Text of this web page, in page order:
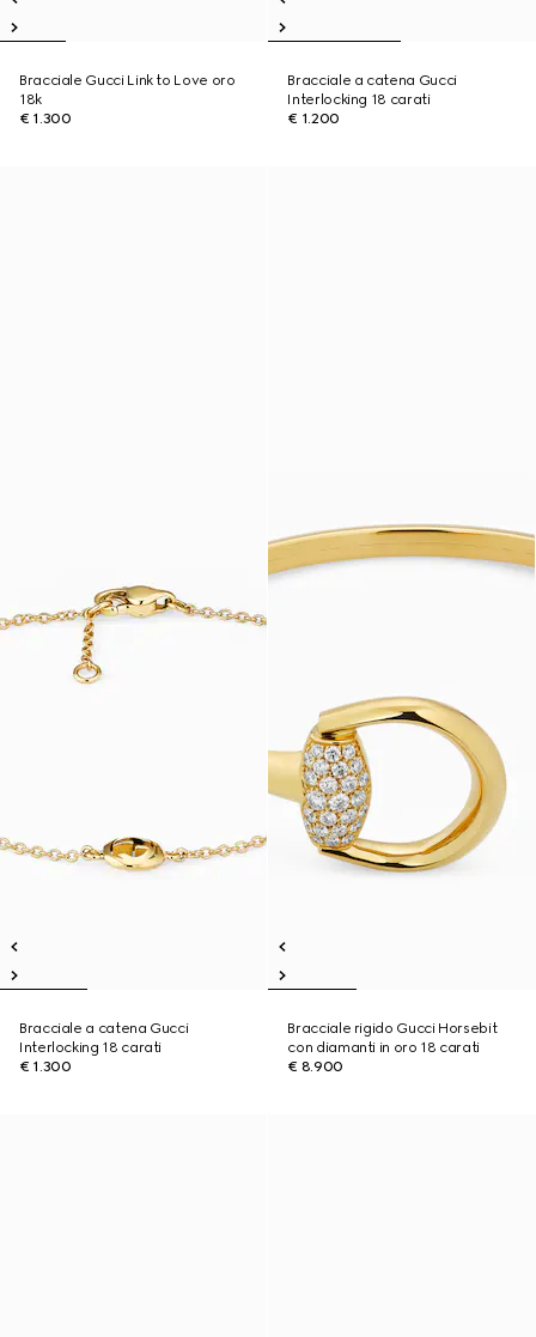
Bracciale Gucci Link to Love oro
18k
€ 1.300
Bracciale a catena Gucci
Interlocking 18 carati
€ 1.200
Bracciale a catena Gucci
Interlocking 18 carati
€ 1.300
Bracciale rigido Gucci Horsebit
con diamanti in oro 18 carati
€ 8.900